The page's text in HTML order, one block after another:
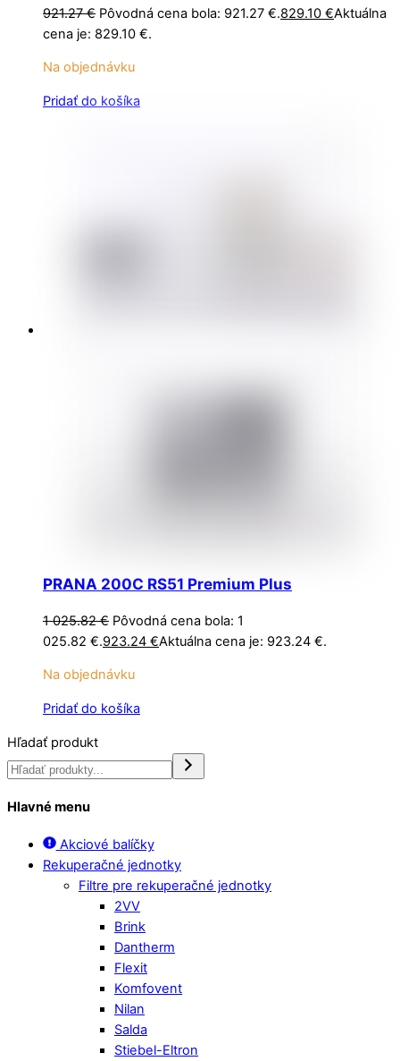
921.27€ Pôvodná cena bola: 921.27 €.829.10 €Aktuálna
cena je: 829.10 €.
Na objednávku
Pridať do košíka
PRANA 200C RS51 Premium Plus
1 025.82€ Pôvodná cena bola: 1
025.82 €.923.24 €Aktuálna cena je: 923.24 €.
Na objednávku
Pridať do košíka
Hľadať produkt
Hlavné menu
Akciové balíčky
Rekuperačné jednotky
Filtre pre rekuperačné jednotky
2VV
Brink
Dantherm
Flexit
Komfovent
Nilan
Salda
Stiebel-Eltron